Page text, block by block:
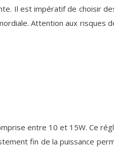
Il est impératif de choisir
Attention aux risques
entre 10 et 15W. Ce
fin de la puissance